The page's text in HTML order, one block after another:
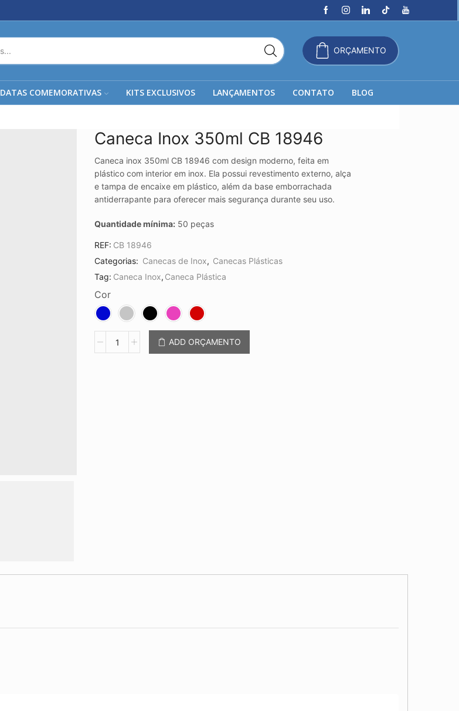
DE
PESQUISA
ORÇAMENTO
DATAS COMEMORATIVAS KITS EXCLUSIVOS LANÇAMENTOS CONTATO BLOG
Caneca Inox 350ml CB 18946
Caneca inox 350ml CB 18946 com design moderno, feita em
plástico com interior em inox. Ela possui revestimento externo, alça
e tampa de encaixe em plástico, além da base emborrachada
antiderrapante para oferecer mais segurança durante seu uso.
Quantidade mínima: 50 peças
REF: CB 18946
Categorias: Canecas de Inox, Canecas Plásticas
Tag: Caneca Inox, Caneca Plástica
Cor
ADD ORÇAMENTO